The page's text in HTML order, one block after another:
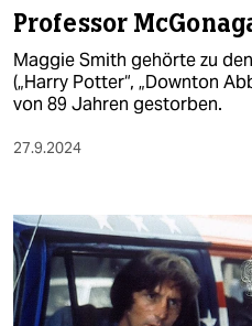
Professor
Maggie Smith gehörte zu
(„Harry Potter“, „Downton
von 89 Jahren gestorben.
27.9.2024